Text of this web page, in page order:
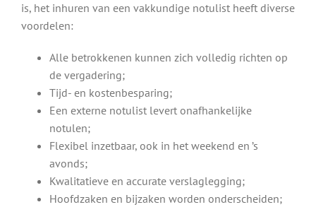
is, het inhuren van een vakkundige notulist heeft diverse
voordelen:
Alle betrokkenen kunnen zich volledig richten op
de vergadering;
Tijd- en kostenbesparing;
Een externe notulist levert onafhankelijke
notulen;
Flexibel inzetbaar, ook in het weekend en ’s
avonds;
Kwalitatieve en accurate verslaglegging;
Hoofdzaken en bijzaken worden onderscheiden;